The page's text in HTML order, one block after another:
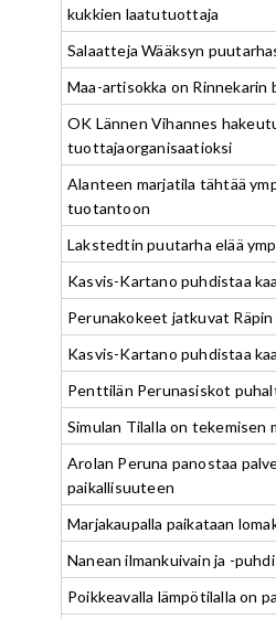
kukkien laatutuottaja
Salaatteja Wääksyn
Maa-artisokka on Rinnekarin
OK Lännen Vihannes
tuottajaorganisaatioksi
Alanteen marjatila tähtää
tuotantoon
Lakstedtin puutarha elää
Kasvis-Kartano puhdistaa
Perunakokeet jatkuvat Räpin
Kasvis-Kartano puhdistaa
Penttilän Perunasiskot
Simulan Tilalla on tekemisen
Arolan Peruna panostaa
paikallisuuteen
Marjakaupalla paikataan
Nanean ilmankuivain ja -
Poikkeavalla lämpötilalla on